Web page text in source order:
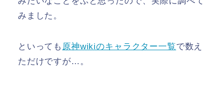
みました。
といっても 原神wikiのキャラクター一覧で数え
ただけですが…。